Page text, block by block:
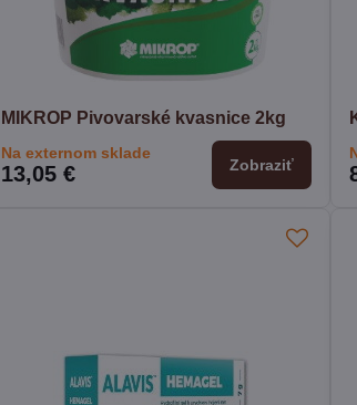
MIKROP Pivovarské kvasnice 2kg
Na externom sklade
13,05 € Zobraziť